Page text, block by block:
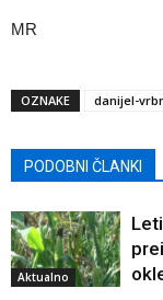
MR
OZNAKE danijel-
PODOBNI ČLANKI
Aktualno